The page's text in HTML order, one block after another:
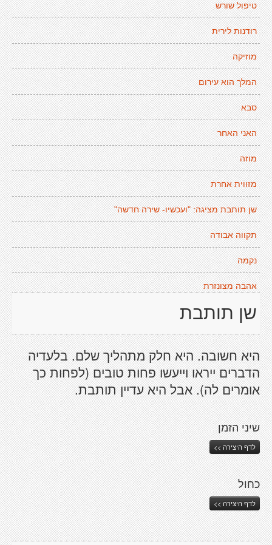
טיפול שורש
רודנות לירית
מוזיקה
המלך הוא עירום
סבא
האני האחר
מוזה
מזווית אחרת
שן תותבת מציגה: "ועכשיו- שירה חדשה"
תקווה אבודה
נקמה
אהבה מצונזרת
שן תותבת
היא חשובה. היא חלק מתהליך שלם. בלעדיה
הדברים ייראו וייעשו פחות טובים (לפחות כך
אומרים לה). אבל היא עדיין תותבת.
שיני הזמן
לדף היצירה >>
כחול
לדף היצירה >>